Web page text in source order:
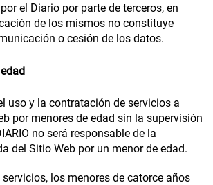
el Diario por parte de terceros, en
de los mismos no constituye
o cesión de los datos.
uso y la contratación de servicios a
por menores de edad sin la supervisión
no será responsable de la
del Sitio Web por un menor de edad.
los menores de catorce años